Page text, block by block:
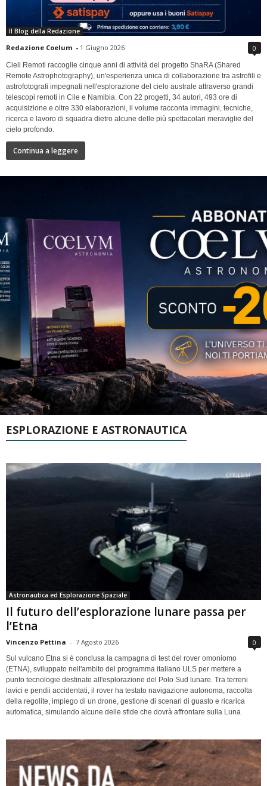
Il Blog della Redazione
Redazione Coelum - 1 Giugno 2026 0
Cieli Remoti raccoglie cinque anni di attività del progetto ShaRA (Shared
Remote Astrophotography), un'esperienza unica di collaborazione tra astrofili e
astrofotografi impegnati nell'esplorazione del cielo australe attraverso grandi
telescopi remoti in Cile e Namibia. Con 22 progetti, 34 autori, 493 ore di
acquisizione e oltre 330 elaborazioni, il volume racconta immagini, tecniche,
ricerca e lavoro di squadra dietro alcune delle più spettacolari meraviglie del
cielo profondo.
Continua a leggere
ESPLORAZIONE E ASTRONAUTICA
Astronautica ed Esplorazione Spaziale
Il futuro dell’esplorazione lunare passa per
l’Etna
Vincenzo Pettina - 7 Agosto 2026 0
Sul vulcano Etna si è conclusa la campagna di test del rover omoniomo
(ETNA), sviluppato nell'ambito del programma italiano ULS per mettere a
punto tecnologie destinate all'esplorazione del Polo Sud lunare. Tra terreni
lavici e pendii accidentati, il rover ha testato navigazione autonoma, raccolta
della regolite, impiego di un drone, gestione di scenari di guasto e ricarica
automatica, simulando alcune delle sfide che dovrà affrontare sulla Luna